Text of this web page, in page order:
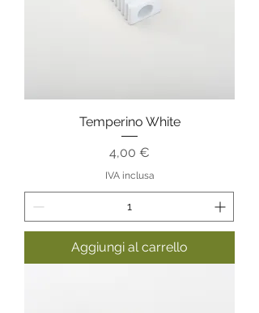
Temperino White
Prezzo
4,00 €
IVA inclusa
Aggiungi al carrello